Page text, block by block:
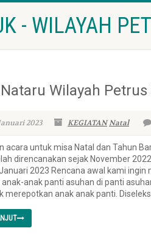
- WILAYAH
Wilayah
2023 KEGIATANNatal
acara untuk misa Natal dan Tahun
direncanakan sejak November
2023 Rencana awal kami ingin
anak-anak panti asuhan di panti
merepotkan anak anak panti.